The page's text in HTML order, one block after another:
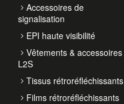
Accessoires de
signalisation
EPI haute visibilité
Vêtements & accessoires
L2S
Tissus rétroréfléchissants
Films rétroréfléchissants